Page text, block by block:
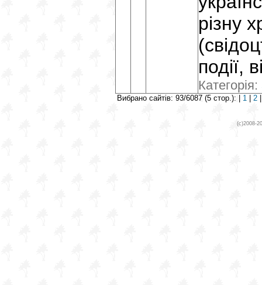
різну
події,
Категорія:
Вибрано сайтів: 93/6087 (5 стор.): | 1 2
(c)2008-